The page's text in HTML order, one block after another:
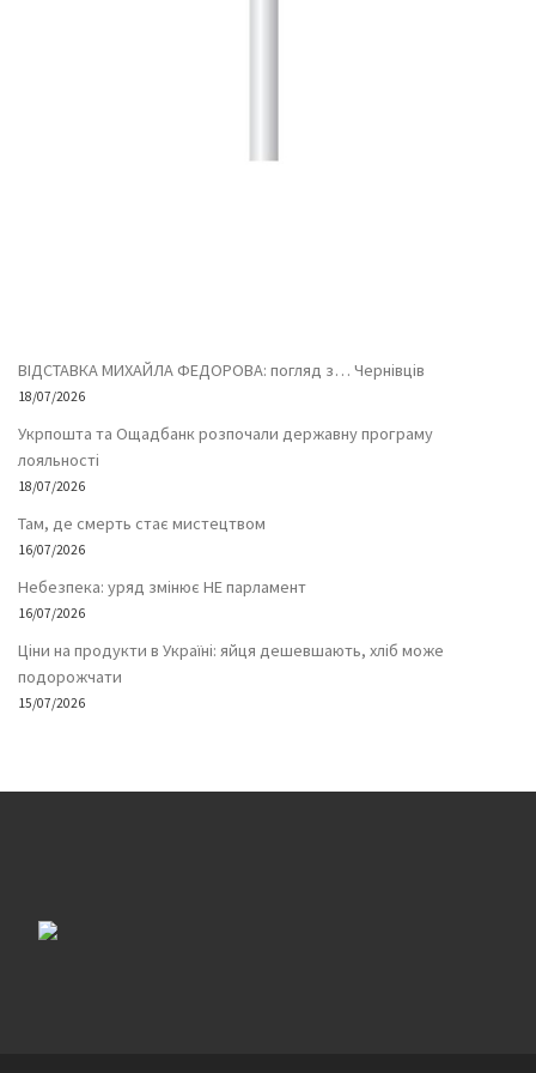
ВІДСТАВКА МИХАЙЛА ФЕДОРОВА: погляд з… Чернівців
18/07/2026
Укрпошта та Ощадбанк розпочали державну програму
лояльності
18/07/2026
Там, де смерть стає мистецтвом
16/07/2026
Небезпека: уряд змінює НЕ парламент
16/07/2026
Ціни на продукти в Україні: яйця дешевшають, хліб може
подорожчати
15/07/2026